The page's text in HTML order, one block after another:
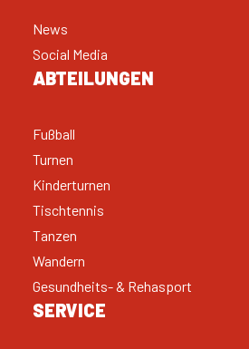
News
Social Media
ABTEILUNGEN
Fußball
Turnen
Kinderturnen
Tischtennis
Tanzen
Wandern
Gesundheits- & Rehasport
SERVICE